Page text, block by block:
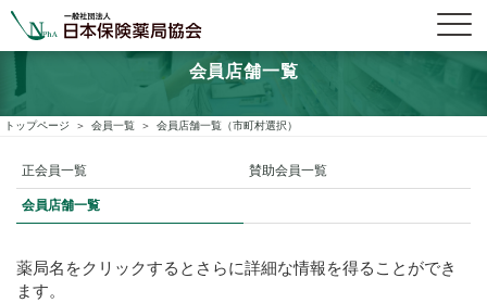
会員店舗一覧
トップページ 会員一覧 会員店舗一覧（市町村選択）
正会員一覧 賛助会員一覧
会員店舗一覧
薬局名をクリックするとさらに詳細な情報を得ることができ
ます。